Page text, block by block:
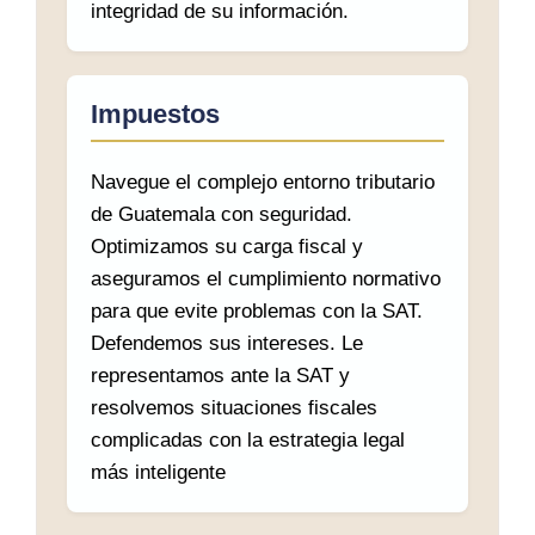
integridad de su información.
Impuestos
Navegue el complejo entorno tributario
de Guatemala con seguridad.
Optimizamos su carga fiscal y
aseguramos el cumplimiento normativo
para que evite problemas con la SAT.
Defendemos sus intereses. Le
representamos ante la SAT y
resolvemos situaciones fiscales
complicadas con la estrategia legal
más inteligente